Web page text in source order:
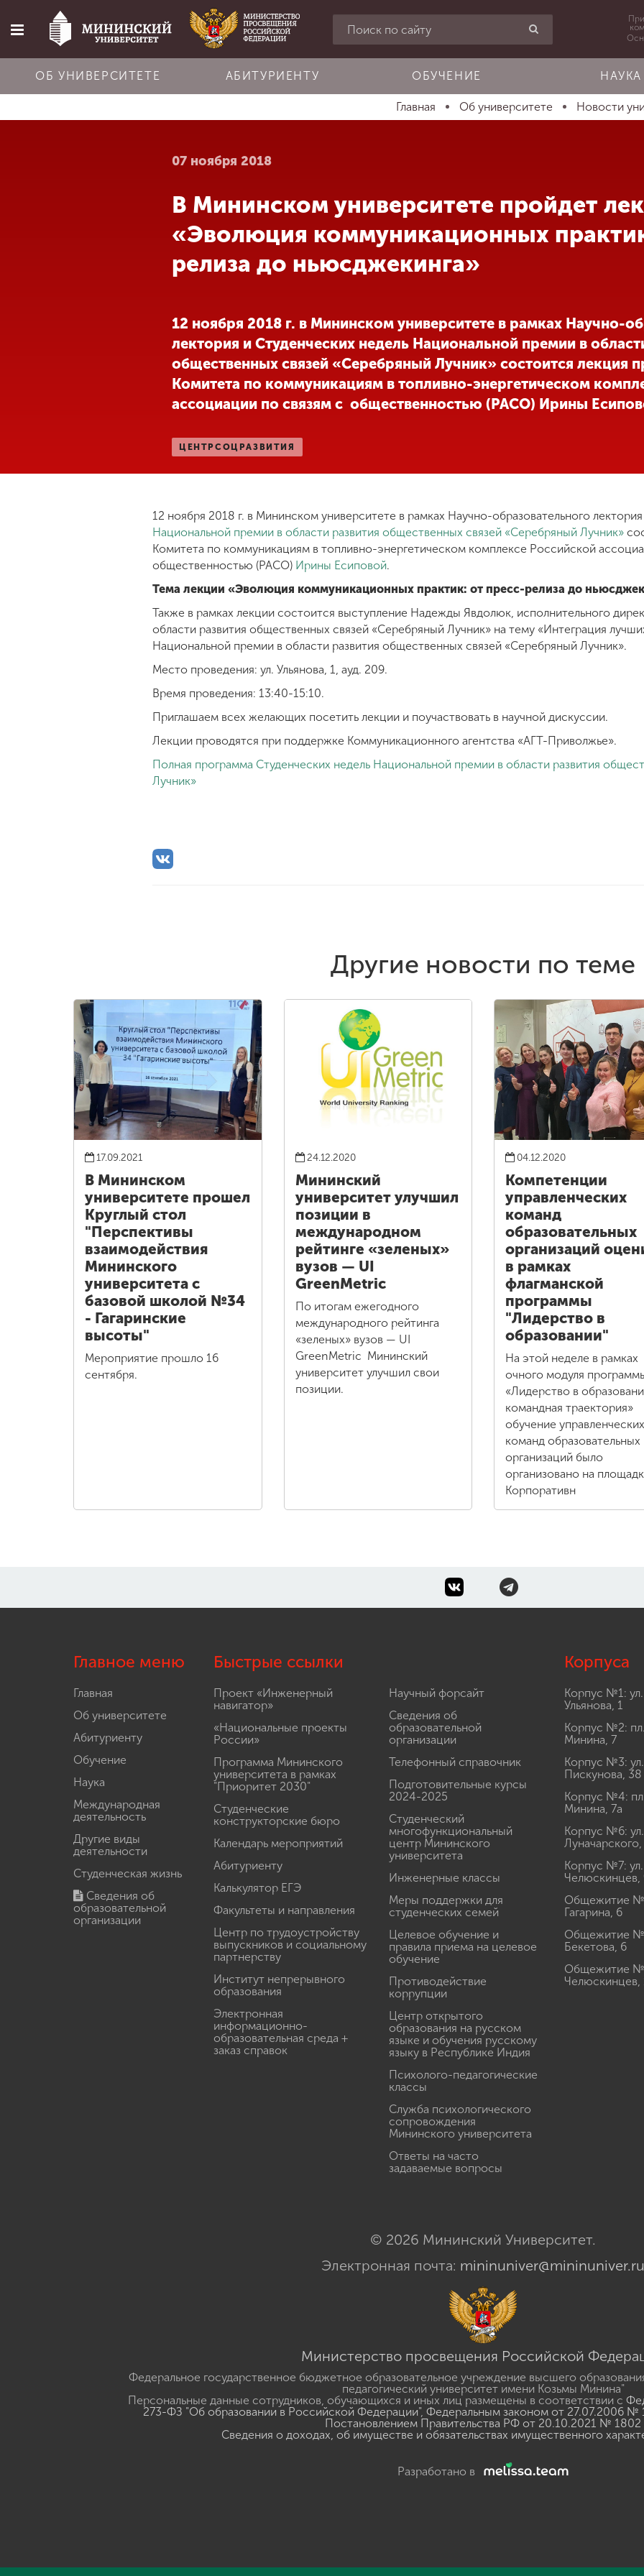
Главная
ОБ УНИВЕРСИТЕТЕ АБИТУРИЕНТУ ОБУЧЕНИЕ НАУКА
Главная Об университете Новости
07 ноября 2018
В Мининском университете пройдет
«Эволюция коммуникационных
релиза до ньюсджекинга»
12 ноября 2018 г. в Мининском университете в рамках Научно-
лектория и Студенческих недель Национальной премии в
общественных связей «Серебряный Лучник» состоится лекция
Комитета по коммуникациям в топливно-энергетическом
ассоциации по связям с общественностью (РАСО) Ирины
ЦЕНТРСОЦРАЗВИТИЯ
12 ноября 2018 г. в Мининском университете в рамках Научно-образовательного
Национальной премии в области развития общественных связей «Серебряный Лучник»
Комитета по коммуникациям в топливно-энергетическом комплексе Российской
общественностью (РАСО) Ирины Есиповой.
Тема лекции «Эволюция коммуникационных практик: от пресс-релиза до
Также в рамках лекции состоится выступление Надежды Явдолюк, исполнительного
области развития общественных связей «Серебряный Лучник» на тему «Интеграция
Национальной премии в области развития общественных связей «Серебряный Лучник».
Место проведения: ул. Ульянова, 1, ауд. 209.
Время проведения: 13:40-15:10.
Приглашаем всех желающих посетить лекции и поучаствовать в научной дискуссии.
Лекции проводятся при поддержке Коммуникационного агентства «АГТ-Приволжье».
Полная программа Студенческих недель Национальной премии в области развития
Лучник»
Другие новости по теме
17.09.2021
В Мининском
университете прошел
Круглый стол
"Перспективы
взаимодействия
Мининского
университета с
базовой школой №34
- Гагаринские
высоты"
Мероприятие прошло 16
сентября.
24.12.2020
Мининский
университет улучшил
позиции в
международном
рейтинге «зеленых»
вузов — UI
GreenMetric
По итогам ежегодного
международного рейтинга
«зеленых» вузов — UI
GreenMetric Мининский
университет улучшил свои
позиции.
04.12.2020
Компетенции
управленческих
команд
образовательных
организаций
в рамках
флагманской
программы
"Лидерство в
образовании"
На этой неделе в рамках
очного модуля
«Лидерство в
командная траектория»
обучение управленческих
команд образовательных
организаций было
организовано на
Корпоративн
Главное меню
Главная
Об университете
Абитуриенту
Обучение
Наука
Международная
деятельность
Другие виды
деятельности
Студенческая жизнь
Сведения об
образовательной
организации
Быстрые ссылки
Проект «Инженерный
навигатор»
«Национальные проекты
России»
Программа Мининского
университета в рамках
"Приоритет 2030"
Студенческие
конструкторские бюро
Календарь мероприятий
Абитуриенту
Калькулятор ЕГЭ
Факультеты и направления
Центр по трудоустройству
выпускников и социальному
партнерству
Институт непрерывного
образования
Электронная
информационно-
образовательная среда +
заказ справок
Научный форсайт
Сведения об
образовательной
организации
Телефонный справочник
Подготовительные курсы
2024-2025
Студенческий
многофункциональный
центр Мининского
университета
Инженерные классы
Меры поддержки для
студенческих семей
Целевое обучение и
правила приема на целевое
обучение
Противодействие
коррупции
Центр открытого
образования на русском
языке и обучения русскому
языку в Республике Индия
Психолого-педагогические
классы
Служба психологического
сопровождения
Мининского университета
Ответы на часто
задаваемые вопросы
Корпуса
Корпус №1: ул.
Ульянова, 1
Корпус №2: пл.
Минина, 7
Корпус №3: ул.
Пискунова, 38
Корпус №4:
Минина, 7а
Корпус №6: ул.
Луначарского,
Корпус №7: ул.
Челюскинцев,
Общежитие №
Гагарина, 6
Общежитие №
Бекетова, 6
Общежитие №
Челюскинцев,
© 2026 Мининский Университет.
Электронная почта: mininuniver@mininuniver.ru
Министерство просвещения Российской
Федеральное государственное бюджетное образовательное учреждение высшего
педагогический университет имени Козьмы Минина"
Персональные данные сотрудников, обучающихся и иных лиц размещены в соответствии с
273-ФЗ "Об образовании в Российской Федерации", Федеральным законом от 27.07.2006 №
Постановлением Правительства РФ от 20.10.2021 № 1802
Сведения о доходах, об имуществе и обязательствах имущественного
Разработано в